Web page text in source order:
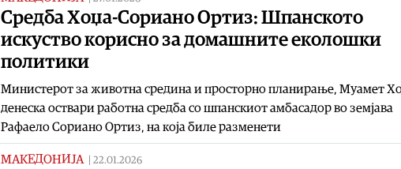
Средба Хоџа-Сориано Ортиз: Шпанското
искуство корисно за домашните еколошки
политики
Министерот за животна средина и просторно планирање, Муамет
денеска оствари работна средба со шпанскиот амбасадор во земјава
Рафаело Сориано Ортиз, на која биле разменети
МАКЕДОНИЈА | 22.01.2026